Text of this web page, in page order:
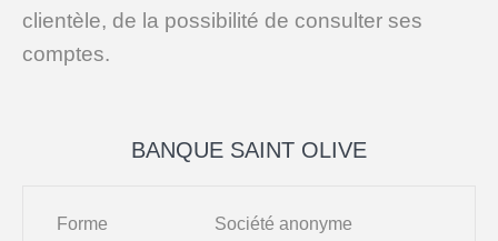
clientèle, de la possibilité de consulter ses
comptes.
BANQUE SAINT OLIVE
Forme
Société anonyme